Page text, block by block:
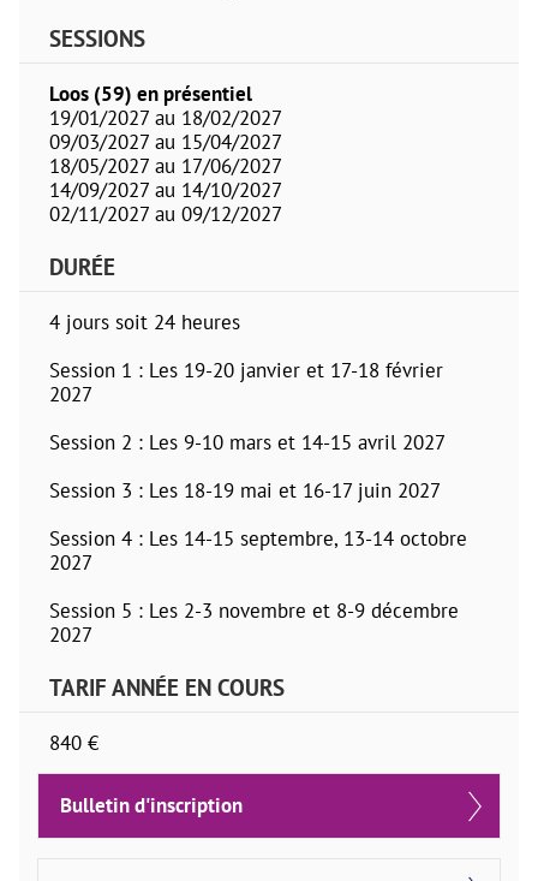
SESSIONS
Loos (59) en présentiel
19/01/2027 au 18/02/2027
09/03/2027 au 15/04/2027
18/05/2027 au 17/06/2027
14/09/2027 au 14/10/2027
02/11/2027 au 09/12/2027
DURÉE
4 jours soit 24 heures
Session 1 : Les 19-20 janvier et 17-18 février
2027
Session 2 : Les 9-10 mars et 14-15 avril 2027
Session 3 : Les 18-19 mai et 16-17 juin 2027
Session 4 : Les 14-15 septembre, 13-14 octobre
2027
Session 5 : Les 2-3 novembre et 8-9 décembre
2027
TARIF ANNÉE EN COURS
840 €
Bulletin d'inscription